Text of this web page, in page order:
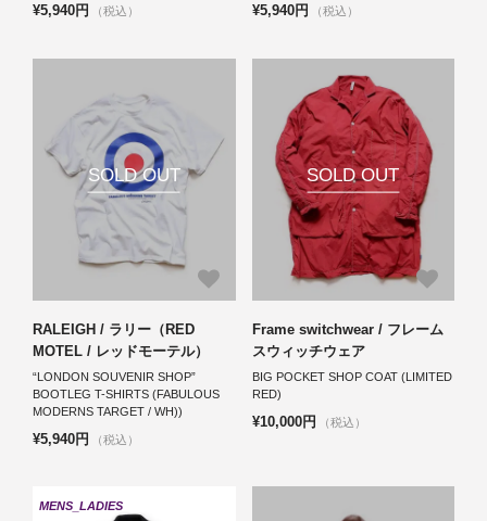
¥5,940円 （税込） ¥5,940円 （税込）
SOLD OUT
RALEIGH / ラリー（RED
MOTEL / レッドモーテル）
“LONDON SOUVENIR SHOP”
BOOTLEG T-SHIRTS (FABULOUS
MODERNS TARGET / WH))
¥5,940円 （税込）
SOLD OUT
Frame switchwear / フレーム
スウィッチウェア
BIG POCKET SHOP COAT (LIMITED
RED)
¥10,000円 （税込）
MENS_LADIES